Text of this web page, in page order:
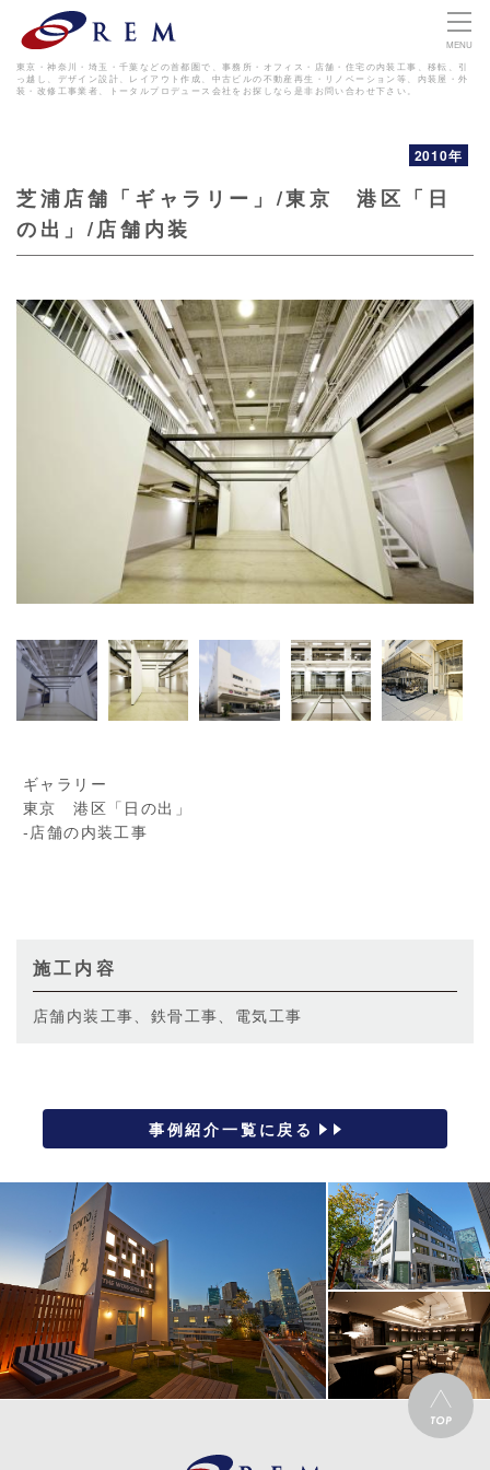
東京・神奈川・埼玉・千葉などの首都圏で、事務所・オフィス・店舗・住宅の内装工事、移転、引
っ越し、デザイン設計、レイアウト作成、 中古ビルの不動産再生・リノベーション等、内装屋・外
装・改修工事業者、トータルプロデュース会社をお探しなら是非お問い合わせ下さい。
MENU
2010年
芝浦店舗「ギャラリー」/東京 港区「日
の出」/店舗内装
ギャラリー
東京 港区「日の出」
‐店舗の内装工事
施工内容
店舗内装工事、鉄骨工事、電気工事
事例紹介一覧に戻る